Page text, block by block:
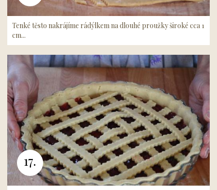
Tenké těsto nakrájíme rádýlkem na dlouhé proužky široké cca 1
cm...
17.